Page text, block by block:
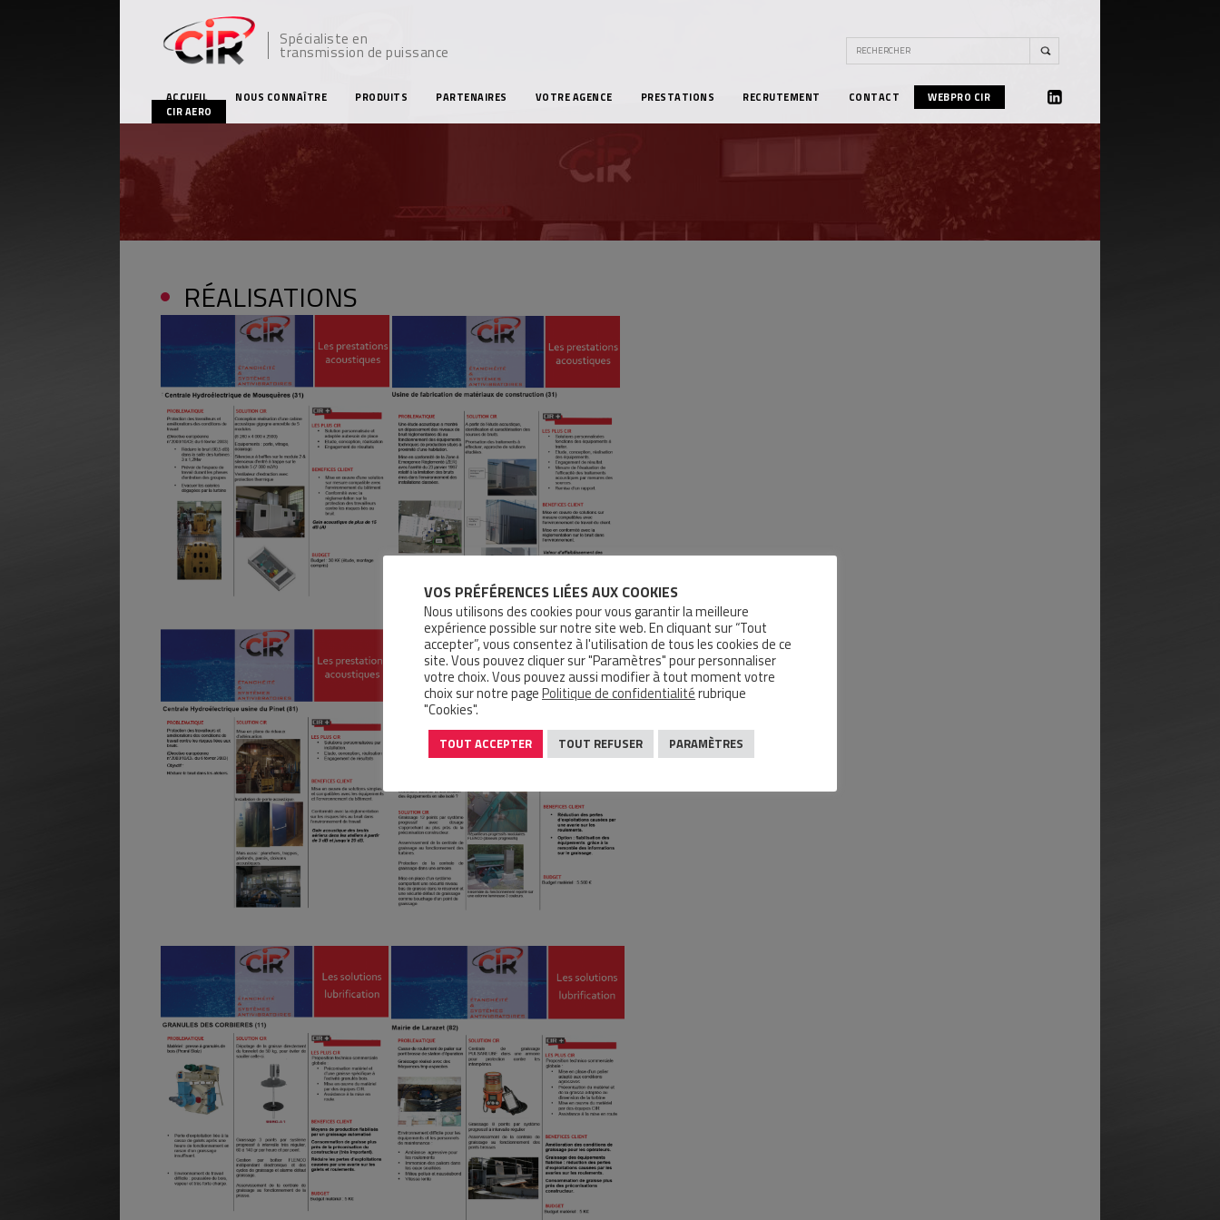
Spécialiste en
transmission de puissance
ACCUEIL NOUS CONNAÎTRE PRODUITS PARTENAIRES VOTRE AGENCE PRESTATIONS RECRUTEMENT CONTACT
WEBPRO CIR
CIR AERO
LINKEDIN
RÉALISATIONS
VOS PRÉFÉRENCES LIÉES AUX COOKIES
Nous utilisons des cookies pour vous garantir la meilleure
expérience possible sur notre site web. En cliquant sur “Tout
accepter”, vous consentez à l'utilisation de tous les cookies de ce
site. Vous pouvez cliquer sur "Paramètres" pour personnaliser
votre choix. Vous pouvez aussi modifier à tout moment votre
choix sur notre pagePolitique de confidentialitérubrique
"Cookies".
TOUT ACCEPTER TOUT REFUSER PARAMÈTRES